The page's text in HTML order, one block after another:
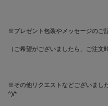
※その他リクエストなどございまし
^)/*